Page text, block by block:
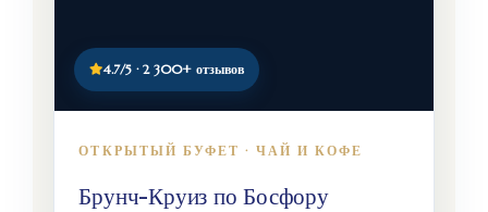
4.7/5 · 2 300+ отзывов
ОТКРЫТЫЙ БУФЕТ · ЧАЙ И КОФЕ
Брунч-Круиз по Босфору